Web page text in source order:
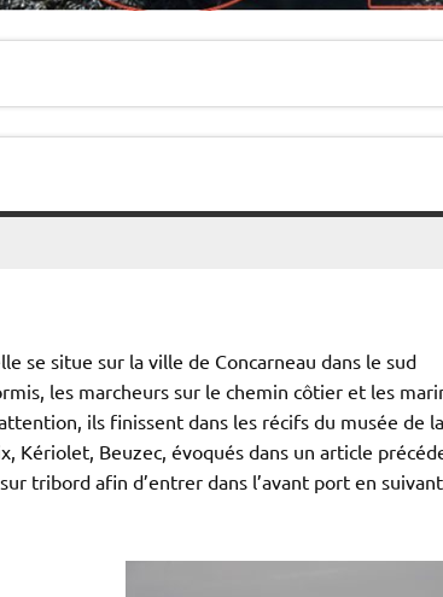
se situe sur la ville de Concarneau dans le sud
les marcheurs sur le chemin côtier et les
ils finissent dans les récifs du musée de
Kériolet, Beuzec, évoqués dans un article
tribord afin d’entrer dans l’avant port en